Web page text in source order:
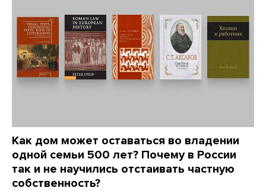
Как дом может оставаться во владении
одной семьи 500 лет? Почему в России
так и не научились отстаивать частную
собственность?